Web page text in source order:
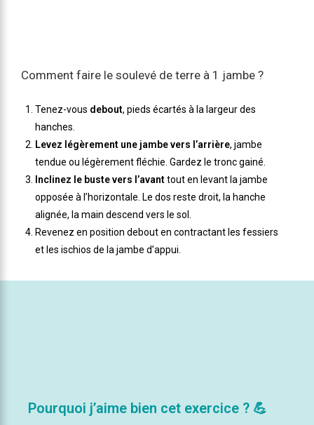
Comment faire le soulevé de terre à 1 jambe ?
Tenez-vous debout, pieds écartés à la largeur des
hanches.
Levez légèrement une jambe vers l’arrière, jambe
tendue ou légèrement fléchie. Gardez le tronc gainé.
Inclinez le buste vers l’avanttout en levant la jambe
opposée à l’horizontale. Le dos reste droit, la hanche
alignée, la main descend vers le sol.
Revenez en position debout en contractant les fessiers
et les ischios de la jambe d’appui.
Pourquoi j’aime bien cet exercice ? 💪